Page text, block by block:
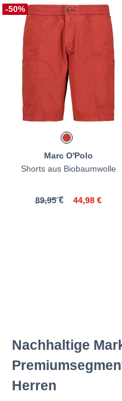
-50%
Marc O'Polo
Shorts aus Biobaumwolle
89,95 € 44,98 €
Nachhaltige
Herren